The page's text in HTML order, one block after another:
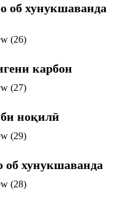
об хунукшаванда
карбон
ноқилӣ
об хунукшаванда